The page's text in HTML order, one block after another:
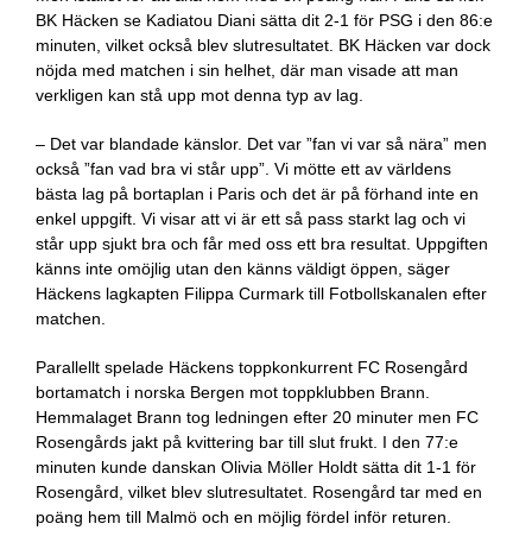
BK Häcken se Kadiatou Diani sätta dit 2-1 för PSG i den 86:e
minuten, vilket också blev slutresultatet. BK Häcken var dock
nöjda med matchen i sin helhet, där man visade att man
verkligen kan stå upp mot denna typ av lag.
– Det var blandade känslor. Det var ”fan vi var så nära” men
också ”fan vad bra vi står upp”. Vi mötte ett av världens
bästa lag på bortaplan i Paris och det är på förhand inte en
enkel uppgift. Vi visar att vi är ett så pass starkt lag och vi
står upp sjukt bra och får med oss ett bra resultat. Uppgiften
känns inte omöjlig utan den känns väldigt öppen, säger
Häckens lagkapten Filippa Curmark till Fotbollskanalen efter
matchen.
Parallellt spelade Häckens toppkonkurrent FC Rosengård
bortamatch i norska Bergen mot toppklubben Brann.
Hemmalaget Brann tog ledningen efter 20 minuter men FC
Rosengårds jakt på kvittering bar till slut frukt. I den 77:e
minuten kunde danskan Olivia Möller Holdt sätta dit 1-1 för
Rosengård, vilket blev slutresultatet. Rosengård tar med en
poäng hem till Malmö och en möjlig fördel inför returen.